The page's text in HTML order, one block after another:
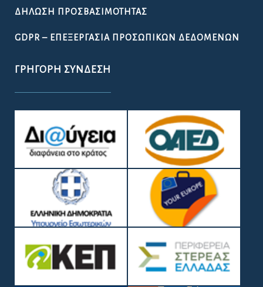
ΔΉΛΩΣΗ ΠΡΟΣΒΑΣΙΜΌΤΗΤΑΣ
GDPR – ΕΠΕΞΕΡΓΑΣΙΑ ΠΡΟΣΩΠΙΚΩΝ ΔΕΔΟΜΕΝΩΝ
ΓΡΉΓΟΡΗ ΣΎΝΔΕΣΗ